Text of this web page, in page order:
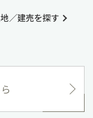
／建売を探す